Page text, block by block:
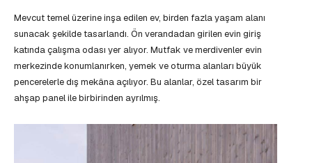
Mevcut temel üzerine inşa edilen ev, birden fazla yaşam alanı
sunacak şekilde tasarlandı. Ön verandadan girilen evin giriş
katında çalışma odası yer alıyor. Mutfak ve merdivenler evin
merkezinde konumlanırken, yemek ve oturma alanları büyük
pencerelerle dış mekâna açılıyor. Bu alanlar, özel tasarım bir
ahşap panel ile birbirinden ayrılmış.